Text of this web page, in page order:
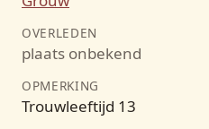
OVERLEDEN
plaats onbekend
OPMERKING
Trouwleeftijd 13